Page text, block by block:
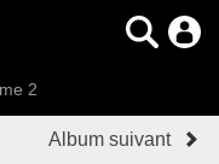
2
Album suivant